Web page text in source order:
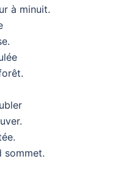
à minuit.
sommet.